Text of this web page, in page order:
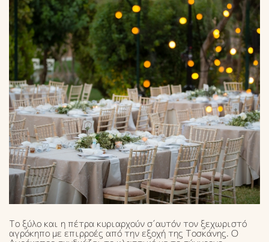
Το ξύλο και η πέτρα κυριαρχούν σ΄αυτόν τον ξεχωριστό
αγρόκηπο με επιρροές από την εξοχή της Τοσκάνης. Ο